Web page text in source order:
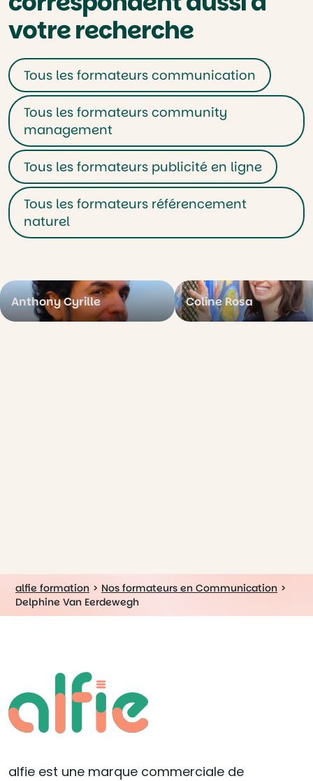
votre recherche
Tous les formateurs communication
Tous les formateurs community
management
Tous les formateurs publicité en ligne
Tous les formateurs référencement
naturel
Anthony Cyrille Coline Rosa
alfie formation > Nos formateurs en Communication >
Delphine Van Eerdewegh
alfie est une marque commerciale de